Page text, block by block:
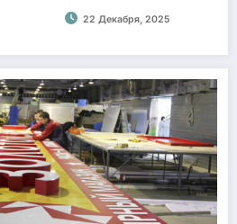
22 Декабря, 2025